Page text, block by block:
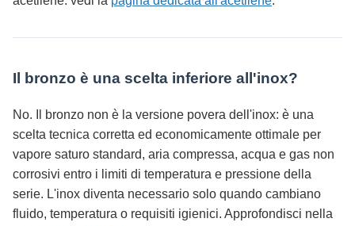
Il bronzo è una scelta inferiore all'inox?
No. Il bronzo non è la versione povera dell'inox: è una
scelta tecnica corretta ed economicamente ottimale per
vapore saturo standard, aria compressa, acqua e gas non
corrosivi entro i limiti di temperatura e pressione della
serie. L'inox diventa necessario solo quando cambiano
fluido, temperatura o requisiti igienici. Approfondisci nella